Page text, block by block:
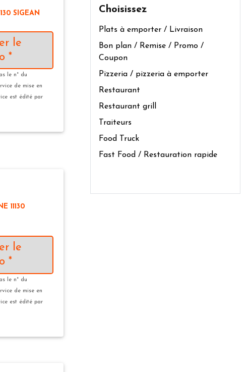
SIGEAN
le
*
le n° du
de mise en
est édité par
11130
le
*
le n° du
de mise en
est édité par
Choisissez
Plats à emporter / Livraison
Bon plan / Remise / Promo /
Coupon
Pizzeria / pizzeria à emporter
Restaurant
Restaurant grill
Traiteurs
Food Truck
Fast Food / Restauration rapide